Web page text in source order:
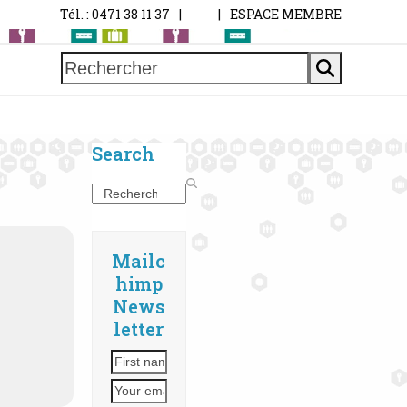
Tél. : 0471 38 11 37 | | ESPACE MEMBRE
Rechercher
Search
Search
Mailc
himp
News
letter
First
name
email